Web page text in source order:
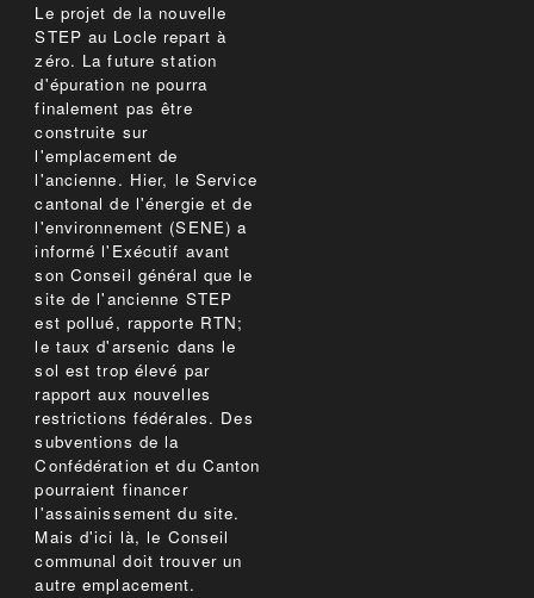
Le projet de la nouvelle
STEP au Locle repart à
zéro. La future station
d'épuration ne pourra
finalement pas être
construite sur
l'emplacement de
l'ancienne. Hier, le Service
cantonal de l'énergie et de
l'environnement (SENE) a
informé l'Exécutif avant
son Conseil général que le
site de l'ancienne STEP
est pollué, rapporte RTN;
le taux d'arsenic dans le
sol est trop élevé par
rapport aux nouvelles
restrictions fédérales. Des
subventions de la
Confédération et du Canton
pourraient financer
l'assainissement du site.
Mais d'ici là, le Conseil
communal doit trouver un
autre emplacement.